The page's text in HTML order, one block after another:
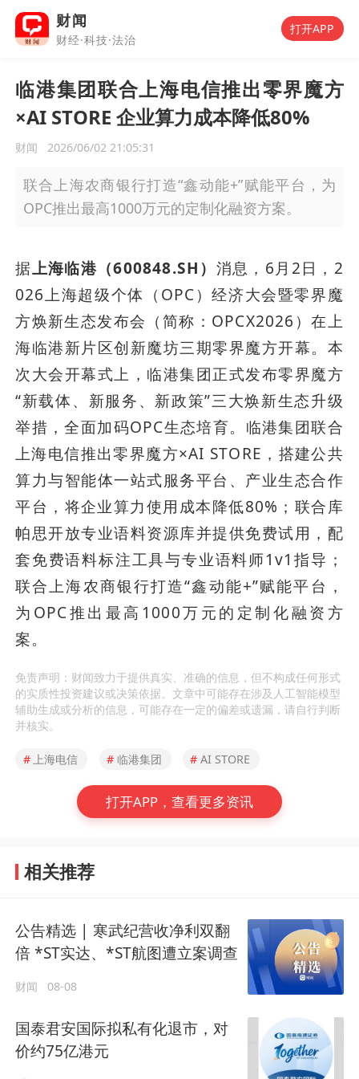
财闻
财经·科技·法治
打开APP
临港集团联合上海电信推出零界魔方
×AI STORE 企业算力成本降低80%
财闻 2026/06/02 21:05:31
联合上海农商银行打造“鑫动能+”赋能平台，为
OPC推出最高1000万元的定制化融资方案。
据上海临港（600848.SH） 消息，6月2日，2
026上海超级个体（OPC）经济大会暨零界魔
方焕新生态发布会（简称：OPCX2026）在上
海临港新片区创新魔坊三期零界魔方开幕。本
次大会开幕式上，临港集团正式发布零界魔方
“新载体、新服务、新政策”三大焕新生态升级
举措，全面加码OPC生态培育。临港集团联合
上海电信推出零界魔方×AI STORE，搭建公共
算力与智能体一站式服务平台、产业生态合作
平台，将企业算力使用成本降低80%；联合库
帕思开放专业语料资源库并提供免费试用，配
套免费语料标注工具与专业语料师1v1指导；
联合上海农商银行打造“鑫动能+”赋能平台，
为OPC推出最高1000万元的定制化融资方
案。
免责声明：财闻致力于提供真实、准确的信息，但不构成任何形式
的实质性投资建议或决策依据。文章中可能存在涉及人工智能模型
辅助生成或分析的信息，可能存在一定的偏差或遗漏，请自行判断
并核实。
# 上海电信 # 临港集团 # AI STORE
打开APP，查看更多资讯
相关推荐
公告精选 | 寒武纪营收净利双翻
倍 *ST实达、*ST航图遭立案调查
财闻 08-08
国泰君安国际拟私有化退市，对
价约75亿港元